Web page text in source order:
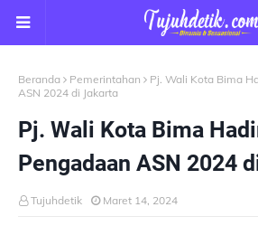
Beranda Pemerintahan
Pj. Wali Kota Bima
ASN 2024 di Jakarta
Pj. Wali Kota Bima
Pengadaan ASN 2024
Tujuhdetik Maret 14, 2024